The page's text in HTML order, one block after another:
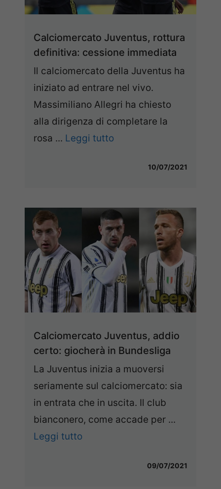
Calciomercato Juventus, rottura
definitiva: cessione immediata
Il calciomercato della Juventus ha
iniziato ad entrare nel vivo.
Massimiliano Allegri ha chiesto
alla dirigenza di completare la
rosa ... Leggi tutto
10/07/2021
Calciomercato Juventus, addio
certo: giocherà in Bundesliga
La Juventus inizia a muoversi
seriamente sul calciomercato: sia
in entrata che in uscita. Il club
bianconero, come accade per ...
Leggi tutto
09/07/2021